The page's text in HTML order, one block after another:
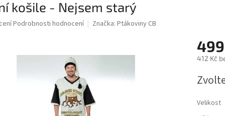
košile - Nejsem starý
Podrobnosti hodnocení Značka: Ptákoviny CB
412 Kč
cena:
Velikost